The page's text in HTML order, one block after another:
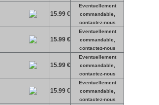
15.99 €
Eventuellement
commandable,
contactez-nous
15.99 €
Eventuellement
commandable,
contactez-nous
15.99 €
Eventuellement
commandable,
contactez-nous
15.99 €
Eventuellement
commandable,
contactez-nous